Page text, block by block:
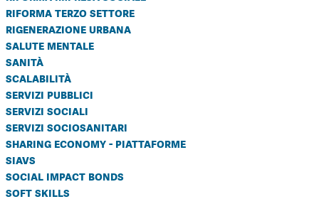
riforma terzo settore
rigenerazione urbana
salute mentale
sanità
scalabilità
servizi pubblici
servizi sociali
servizi sociosanitari
sharing economy - piattaforme
siavs
social impact bonds
soft skills